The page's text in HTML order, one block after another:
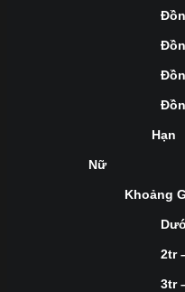
Hạn
Nữ
Khoảng
2tr
3tr